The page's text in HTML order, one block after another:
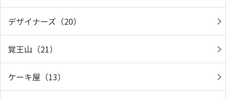
デザイナーズ（20）
覚王山（21）
ケーキ屋（13）